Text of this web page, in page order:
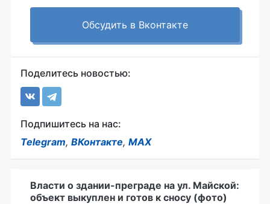
Обсудить в Вконтакте
Поделитесь новостью:
Подпишитесь на нас:
Telegram, ВКонтакте, MAX
Власти о здании-преграде на ул. Майской:
объект выкуплен и готов к сносу (фото)